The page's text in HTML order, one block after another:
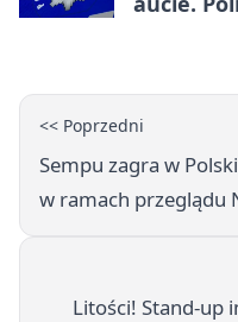
<< Poprzedni
Sempu zagra w
w ramach przeglądu
Litości! Stand-up